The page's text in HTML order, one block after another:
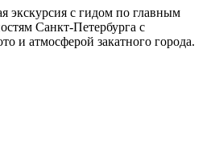
экскурсия с гидом по главным
Санкт-Петербурга с
и атмосферой закатного города.